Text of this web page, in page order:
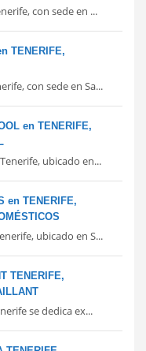
con sede en ...
TENERIFE,
con sede en Sa...
en TENERIFE,
ubicado en...
en TENERIFE,
ubicado en S...
TENERIFE,
se dedica ex...